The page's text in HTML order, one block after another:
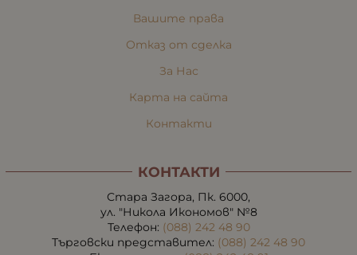
Вашите права
Отказ от сделка
За Нас
Карта на сайта
Контакти
КОНТАКТИ
Стара Загора, Пк. 6000,
ул. "Никола Икономов" №8
Телефон: (088) 242 48 90
Търговски представител: (088) 242 48 90